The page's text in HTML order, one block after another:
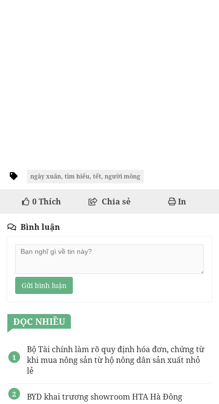
ngày xuân, tìm hiểu, tết, người mông
0Thích Chia sẻ In
Bình luận
Gửi bình luận
ĐỌC NHIỀU
Bộ Tài chính làm rõ quy định hóa đơn, chứng từ
khi mua nông sản từ hộ nông dân sản xuất nhỏ
lẻ
BYD khai trương showroom HTA Hà Đông